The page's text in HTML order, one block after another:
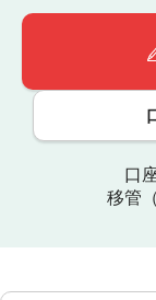
口
移管